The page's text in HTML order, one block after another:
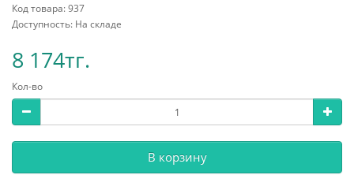
Код товара: 937
Доступность: На складе
8 174тг.
Кол-во
В корзину